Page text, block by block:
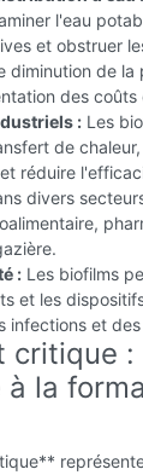
l'eau
et obstruer
diminution de la
des coûts
: Les
de
réduire
divers
: Les biofilms
et les
infections et
critique :
à la